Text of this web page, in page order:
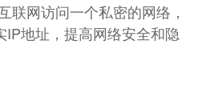
联网访问一个私密的网络，
地址，提高网络安全和隐